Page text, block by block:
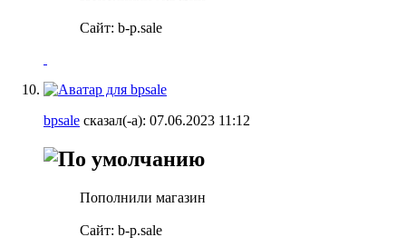
Сайт: b-p.sale
bpsale сказал(-а): 07.06.2023 11:12
Пополнили магазин
Сайт: b-p.sale